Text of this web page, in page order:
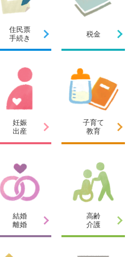
住民票
手続き
税金
妊娠
出産
子育て
教育
結婚
離婚
高齢
介護